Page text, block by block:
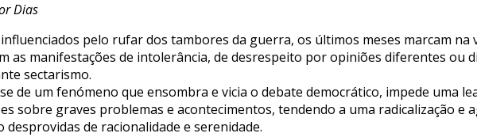
Dias
pelo rufar dos tambores da guerra, os últimos meses marcam na
as manifestações de intolerância, de desrespeito por opiniões diferentes ou
sectarismo.
de um fenómeno que ensombra e vicia o debate democrático, impede uma
sobre graves problemas e acontecimentos, tendendo a uma radicalização e
desprovidas de racionalidade e serenidade.